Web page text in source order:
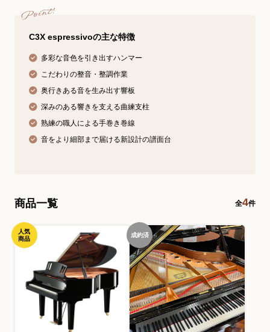
C3X espressivoの主な特徴
多彩な音色を引き出すハンマー
こだわりの整音・整調作業
奥行きある音を生み出す響板
深みのある響きを支える曲練支柱
熟練の職人による手巻き巻線
音をより細部まで届ける新設計の譜面台
商品一覧 全4件
人気
商品
成約済